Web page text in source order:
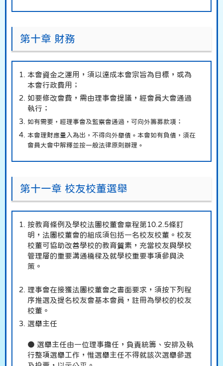
第十章 財務
本會資金之運用，須以達成本會宗旨為目標，或為
本會行政費用；
如要修改會費，需由理事會提議，經會員大會通過
執行；
如有需要，經理事會及監察會通過，可向外籌募款項；
本會理財應量入為出，不得向外舉債。本會如有負債，須在
會員大會中解釋並按一般法律原則辦理。
第十一章 校友校董選舉
按教育條例及學校法團校董會章程第10.2.5條訂
明，法團校董會的組成須包括一名校友校董。校友
校董可協助改善學校的教育質素，充當校友與學校
管理層的重要溝通橋樑及就學校重要事項參與決
策。
理事會在接獲法團校董會之書面要求，須按下列程
序推選及提名校友會基本會員，註冊為學校的校友
校董。
選舉主任
● 選舉主任由一位理事擔任，負責統籌、安排及執
行整項選舉工作，惟選舉主任不得就該次選舉參選